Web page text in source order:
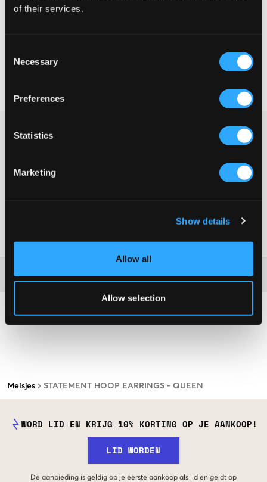
of their services.
Selection
Necessary
Preferences
Statistics
Marketing
Show details
Allow all
Allow selection
Meisjes STATEMENT HOOP EARRINGS - QUEEN
Recht op herroeping binnen 60 dagen
IOAKU-sieraden creëren gevoelens en contrasten in je dagelijks
leven, met symbolische en tijdloze kenmerken. Oorbellen voor
het hele verschil maakt in een outfit. De producten zijn
handgemaakt van messing of chirurgisch staal.
SKU:130218-002
Washing advice
WORD LID EN KRIJG 10% KORTING OP JE AANKOOP!
LID WORDEN
De aanbieding is geldig op je eerste aankoop als lid en geldt op